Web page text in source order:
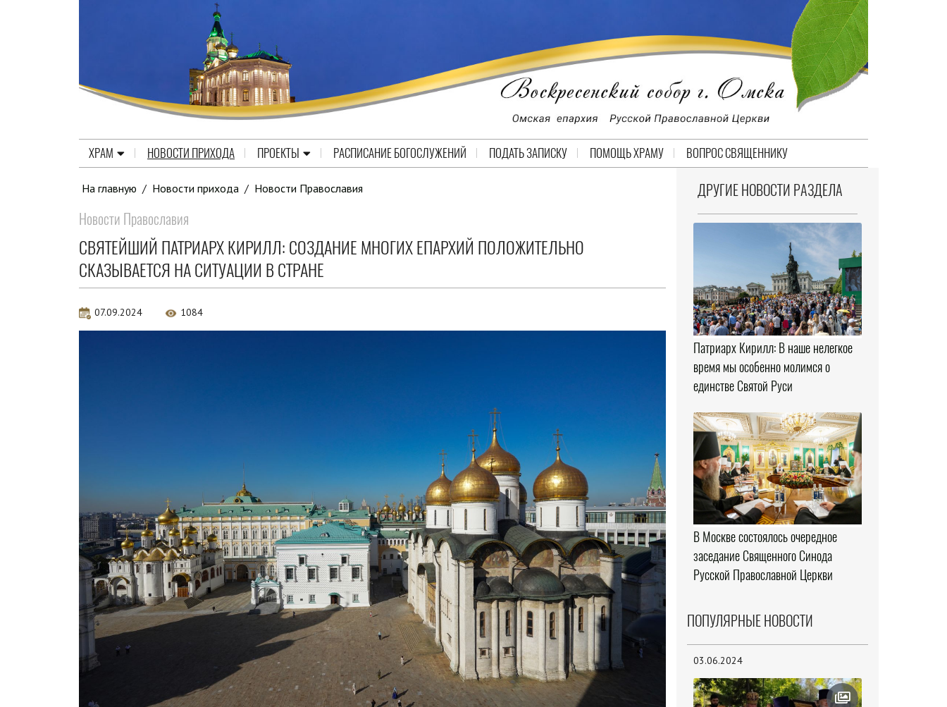
ХРАМ НОВОСТИ ПРИХОДА ПРОЕКТЫ РАСПИСАНИЕ БОГОСЛУЖЕНИЙ ПОДАТЬ ЗАПИСКУ ПОМОЩЬ ХРАМУ ВОПРОС СВЯЩЕННИКУ
На главную / Новости прихода / Новости Православия
Новости Православия
СВЯТЕЙШИЙ ПАТРИАРХ КИРИЛЛ: СОЗДАНИЕ МНОГИХ ЕПАРХИЙ ПОЛОЖИТЕЛЬНО
СКАЗЫВАЕТСЯ НА СИТУАЦИИ В СТРАНЕ
07.09.2024 1084
ДРУГИЕ НОВОСТИ РАЗДЕЛА
Патриарх Кирилл: В наше нелегкое
время мы особенно молимся о
единстве Святой Руси
В Москве состоялось очередное
заседание Священного Синода
Русской Православной Церкви
ПОПУЛЯРНЫЕ НОВОСТИ
03.06.2024